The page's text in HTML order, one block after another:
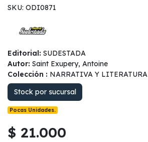
SKU: ODI0871
Editorial: SUDESTADA
Autor: Saint Exupery, Antoine
Colección : NARRATIVA Y LITERATURA
Stock por sucursal
Pocas Unidades.
$ 21.000